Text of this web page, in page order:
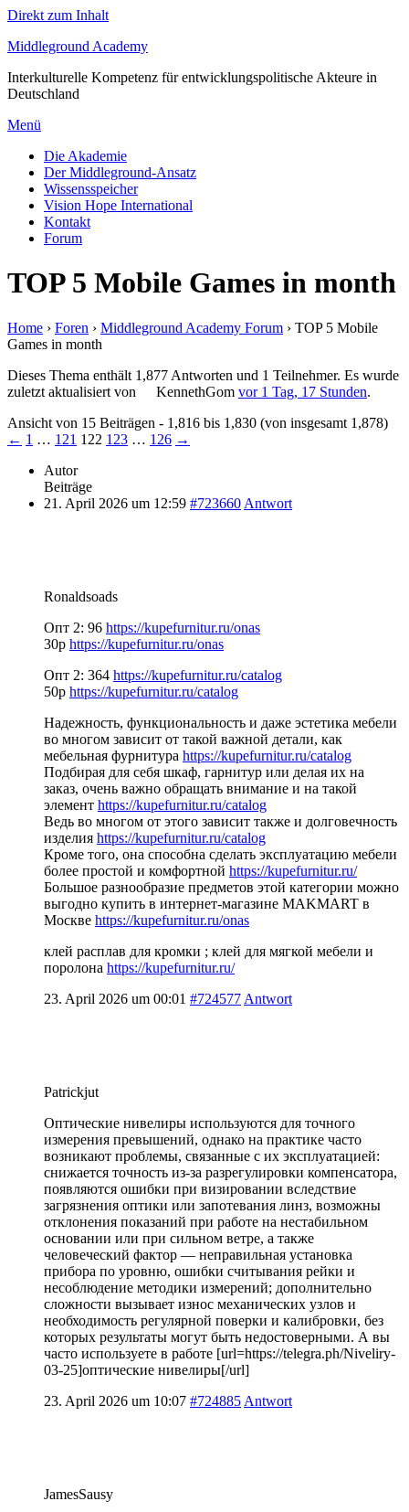
Direkt zum Inhalt
Middleground Academy
Interkulturelle Kompetenz für entwicklungspolitische Akteure in
Deutschland
Menü
Die Akademie
Der Middleground-Ansatz
Wissensspeicher
Vision Hope International
Kontakt
Forum
TOP 5 Mobile Games in month
Home › Foren › Middleground Academy Forum › TOP 5 Mobile
Games in month
Dieses Thema enthält 1,877 Antworten und 1 Teilnehmer. Es wurde
zuletzt aktualisiert von
KennethGom vor 1 Tag, 17 Stunden.
Ansicht von 15 Beiträgen - 1,816 bis 1,830 (von insgesamt 1,878)
← 1 … 121 122 123 … 126 →
Autor
Beiträge
21. April 2026 um 12:59 #723660 Antwort
Ronaldsoads
Опт 2: 96 https://kupefurnitur.ru/onas
30р https://kupefurnitur.ru/onas
Опт 2: 364 https://kupefurnitur.ru/catalog
50р https://kupefurnitur.ru/catalog
Надежность, функциональность и даже эстетика мебели
во многом зависит от такой важной детали, как
мебельная фурнитура https://kupefurnitur.ru/catalog
Подбирая для себя шкаф, гарнитур или делая их на
заказ, очень важно обращать внимание и на такой
элемент https://kupefurnitur.ru/catalog
Ведь во многом от этого зависит также и долговечность
изделия https://kupefurnitur.ru/catalog
Кроме того, она способна сделать эксплуатацию мебели
более простой и комфортной https://kupefurnitur.ru/
Большое разнообразие предметов этой категории можно
выгодно купить в интернет-магазине MAKMART в
Москве https://kupefurnitur.ru/onas
клей расплав для кромки ; клей для мягкой мебели и
поролона https://kupefurnitur.ru/
23. April 2026 um 00:01 #724577 Antwort
Patrickjut
Оптические нивелиры используются для точного
измерения превышений, однако на практике часто
возникают проблемы, связанные с их эксплуатацией:
снижается точность из-за разрегулировки компенсатора,
появляются ошибки при визировании вследствие
загрязнения оптики или запотевания линз, возможны
отклонения показаний при работе на нестабильном
основании или при сильном ветре, а также
человеческий фактор — неправильная установка
прибора по уровню, ошибки считывания рейки и
несоблюдение методики измерений; дополнительно
сложности вызывает износ механических узлов и
необходимость регулярной поверки и калибровки, без
которых результаты могут быть недостоверными. А вы
часто используете в работе [url=https://telegra.ph/Niveliry-
03-25]оптические нивелиры[/url]
23. April 2026 um 10:07 #724885 Antwort
JamesSausy